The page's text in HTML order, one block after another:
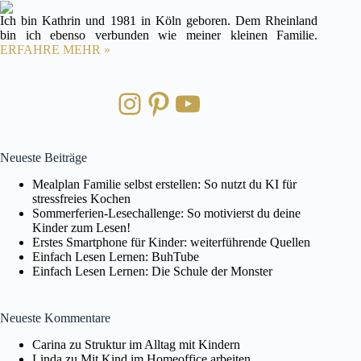
Ich bin Kathrin und 1981 in Köln geboren. Dem Rheinland
bin ich ebenso verbunden wie meiner kleinen Familie.
ERFAHRE MEHR »
Instagram
Pinterest
YouTube
Neueste Beiträge
Mealplan Familie selbst erstellen: So nutzt du KI für
stressfreies Kochen
Sommerferien-Lesechallenge: So motivierst du deine
Kinder zum Lesen!
Erstes Smartphone für Kinder: weiterführende Quellen
Einfach Lesen Lernen: BuhTube
Einfach Lesen Lernen: Die Schule der Monster
Neueste Kommentare
Carina zu Struktur im Alltag mit Kindern